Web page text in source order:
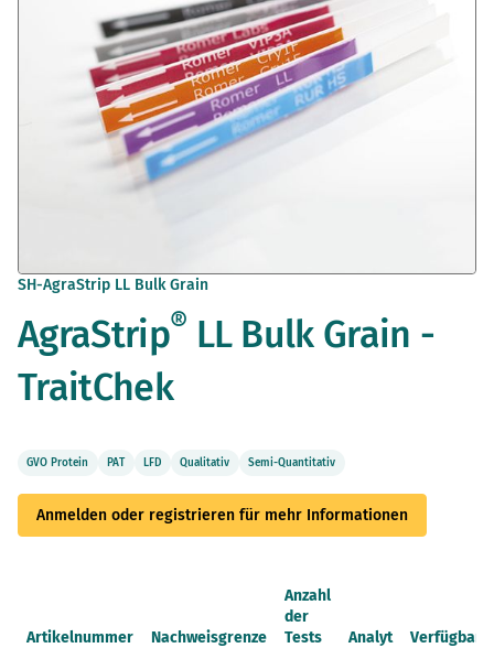
Zum
der
Bildergalerie
springen
SH-AgraStrip LL Bulk Grain
AgraStrip® LL Bulk Grain -
TraitChek
GVO Protein PAT LFD Qualitativ Semi-Quantitativ
Anmelden oder registrieren für mehr Informationen
Artikelnummer Nachweisgrenze
Anzahl
der
Tests
Analyt